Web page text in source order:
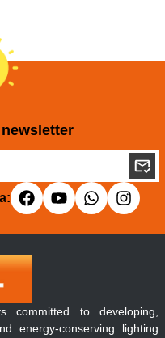
to developing,
energy-conserving lighting